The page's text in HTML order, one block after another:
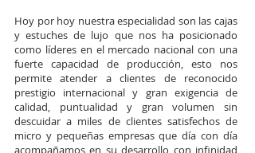
Hoy por hoy nuestra especialidad son las cajas
y estuches de lujo que nos ha posicionado
como líderes en el mercado nacional con una
fuerte capacidad de producción, esto nos
permite atender a clientes de reconocido
prestigio internacional y gran exigencia de
calidad, puntualidad y gran volumen sin
descuidar a miles de clientes satisfechos de
micro y pequeñas empresas que día con día
acompañamos en su desarrollo con infinidad